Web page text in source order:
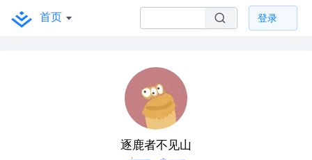
首页 登录
逐鹿者不见山